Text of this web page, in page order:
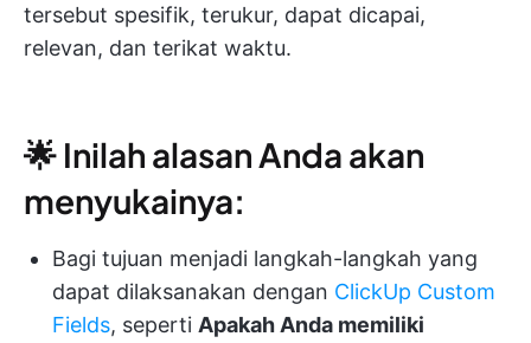
tersebut spesifik, terukur, dapat dicapai,
relevan, dan terikat waktu.
🌟 Inilah alasan Anda akan
menyukainya:
Bagi tujuan menjadi langkah-langkah yang
dapat dilaksanakan dengan ClickUp Custom
Fields, seperti Apakah Anda memiliki